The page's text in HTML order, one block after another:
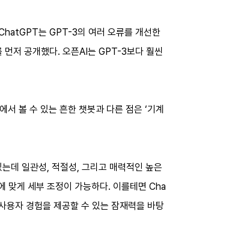
는 GPT-3의 여러 오류를 개선한
저 공개했다. 오픈AI는 GPT-3보다 훨씬
볼 수 있는 흔한 챗봇과 다른 점은 ‘기계
데 일관성, 적절성, 그리고 매력적인 높은
맞게 세부 조정이 가능하다. 이를테면 Cha
용자 경험을 제공할 수 있는 잠재력을 바탕